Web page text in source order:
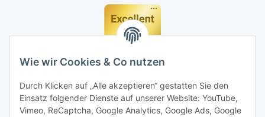
Wie wir Cookies & Co nutzen
Durch Klicken auf „Alle akzeptieren“ gestatten Sie den
Einsatz folgender Dienste auf unserer Website: YouTube,
Vimeo, ReCaptcha, Google Analytics, Google Ads, Google